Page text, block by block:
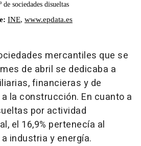
mercantiles que se
de abril se dedicaba a
financieras y de
la construcción. En cuanto a
por actividad
el 16,9% pertenecía al
industria y energía.